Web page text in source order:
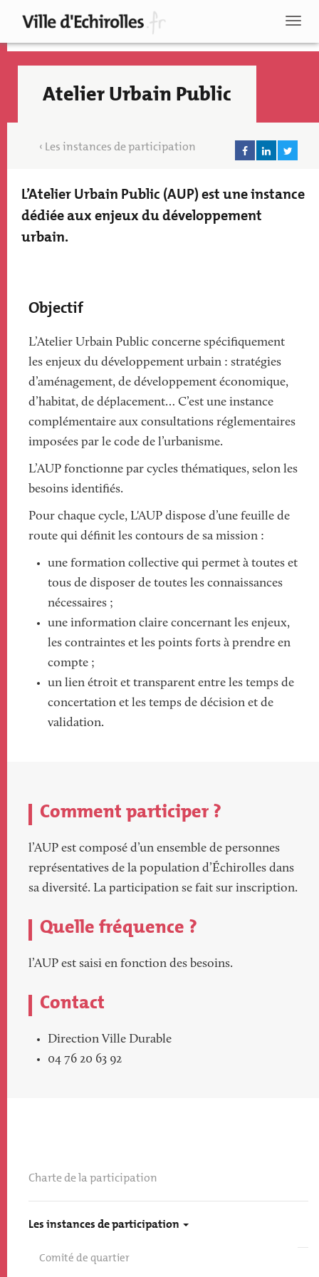
principal
Atelier Urbain Public
Les instances de participation
Charte de la participation
Les instances de participation
Comité de quartier
Texte
accroche
L’Atelier Urbain Public (AUP) est une instance
dédiée aux enjeux du développement
urbain.
Objectif
L’Atelier Urbain Public concerne spécifiquement
les enjeux du développement urbain : stratégies
d’aménagement, de développement économique,
d’habitat, de déplacement… C’est une instance
complémentaire aux consultations réglementaires
imposées par le code de l’urbanisme.
L’AUP fonctionne par cycles thématiques, selon les
besoins identifiés.
Pour chaque cycle, L'AUP dispose d’une feuille de
route qui définit les contours de sa mission :
une formation collective qui permet à toutes et
tous de disposer de toutes les connaissances
nécessaires ;
une information claire concernant les enjeux,
les contraintes et les points forts à prendre en
compte ;
un lien étroit et transparent entre les temps de
concertation et les temps de décision et de
validation.
Comment participer ?
l’AUP est composé d’un ensemble de personnes
représentatives de la population d’Échirolles dans
sa diversité. La participation se fait sur inscription.
Quelle fréquence ?
l’AUP est saisi en fonction des besoins.
Contact
Direction Ville Durable
04 76 20 63 92